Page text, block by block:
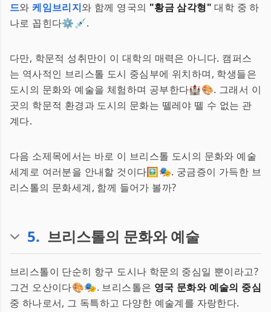
드와케임브리지와 함께 영국의 "황금 삼각형" 대학 중 하
나로 꼽힌다⚙️💉.
다만, 학문적 성취만이 이 대학의 매력은 아니다. 캠퍼스
는 역사적인 브리스톨 도시 중심부에 위치하며, 학생들은
도시의 문화와 예술을 체험하며 공부한다🏰🎨. 그래서 이
곳의 학문적 환경과 도시의 문화는 뗄레야 뗄 수 없는 관
계다.
다음 소제목에서는 바로 이 브리스톨 도시의 문화와 예술
세계로 여러분을 안내할 것이다🖼️🎭. 궁금증이 가득한 브
리스톨의 문화세계, 함께 들어가 볼까?
5. 브리스톨의 문화와 예술
브리스톨이 단순히 항구 도시나 학문의 중심일 뿐이라고?
그건 오산이다🎨🎭. 브리스톨은 영국 문화와 예술의 중심
중 하나로서, 그 독특하고 다양한 예술계를 자랑한다.